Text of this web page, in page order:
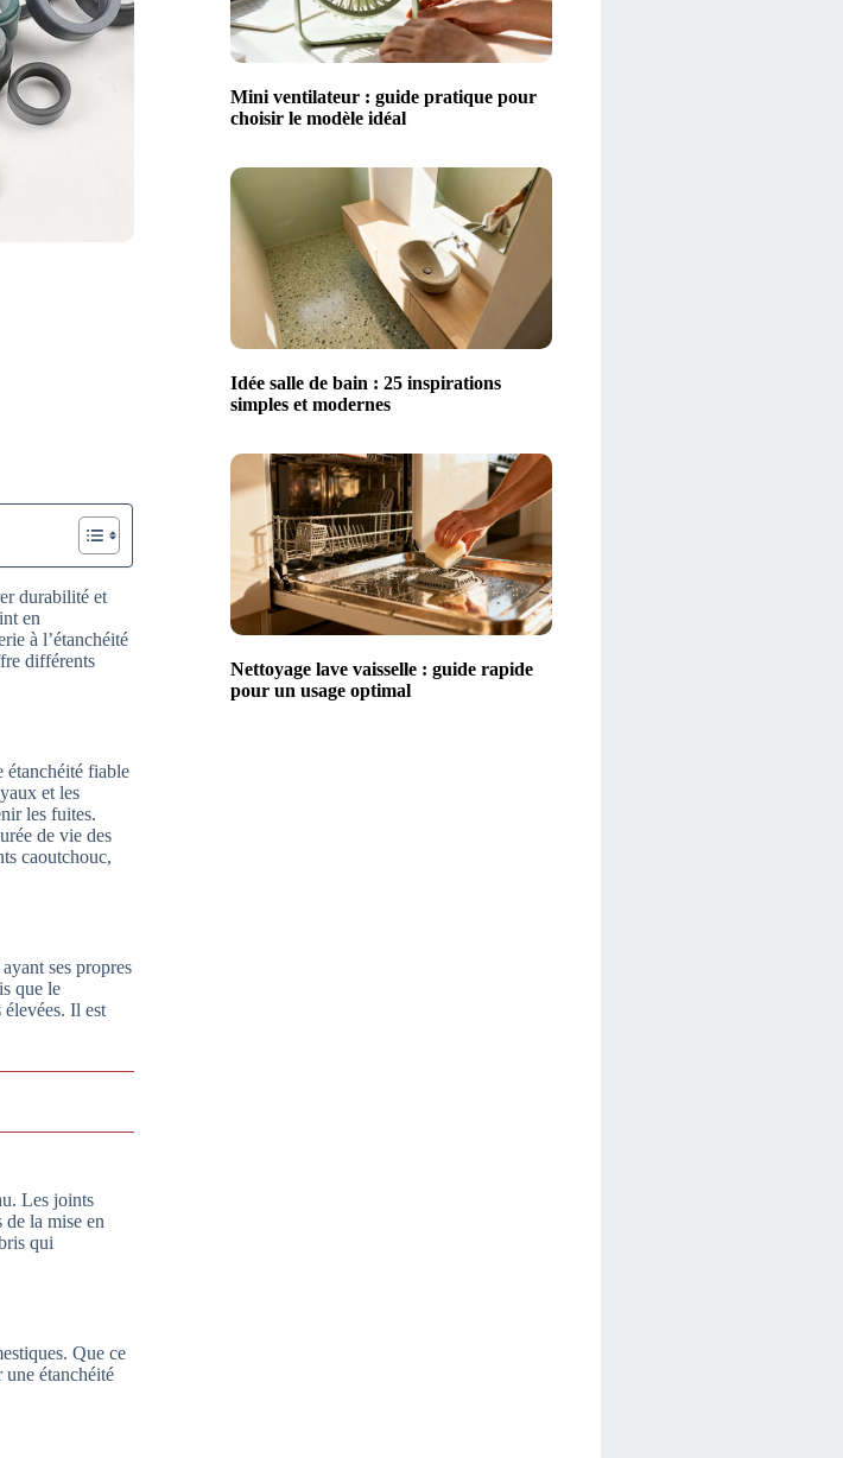
durabilité et
en
à l’étanchéité
différents
étanchéité fiable
et les
les fuites.
de vie des
caoutchouc,
ses propres
que le
Il est
Les joints
la mise en
qui
Que ce
étanchéité
Mini ventilateur : guide pratique pour
choisir le modèle idéal
Idée salle de bain : 25 inspirations
simples et modernes
Nettoyage lave vaisselle : guide rapide
pour un usage optimal